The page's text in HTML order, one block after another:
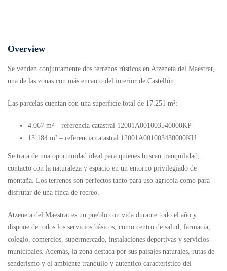
Overview
Se venden conjuntamente dos terrenos rústicos en Atzeneta del Maestrat,
una de las zonas con más encanto del interior de Castellón.
Las parcelas cuentan con una superficie total de 17.251 m²:
4.067 m² – referencia catastral 12001A001003540000KP
13.184 m² – referencia catastral 12001A001003430000KU
Se trata de una oportunidad ideal para quienes buscan tranquilidad,
contacto con la naturaleza y espacio en un entorno privilegiado de
montaña. Los terrenos son perfectos tanto para uso agrícola como para
disfrutar de una finca de recreo.
Atzeneta del Maestrat es un pueblo con vida durante todo el año y
dispone de todos los servicios básicos, como centro de salud, farmacia,
colegio, comercios, supermercado, instalaciones deportivas y servicios
municipales. Además, la zona destaca por sus paisajes naturales, rutas de
senderismo y el ambiente tranquilo y auténtico característico del